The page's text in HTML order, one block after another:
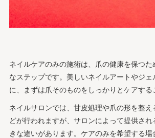
ネイルケアのみの施術は、爪の健康を保つ
なステップです。美しいネイルアートやジ
に、まずは爪そのものをしっかりとケアする
ネイルサロンでは、甘皮処理や爪の形を整え
どが行われますが、サロンによって提供さ
きな違いがあります。ケアのみを希望する場